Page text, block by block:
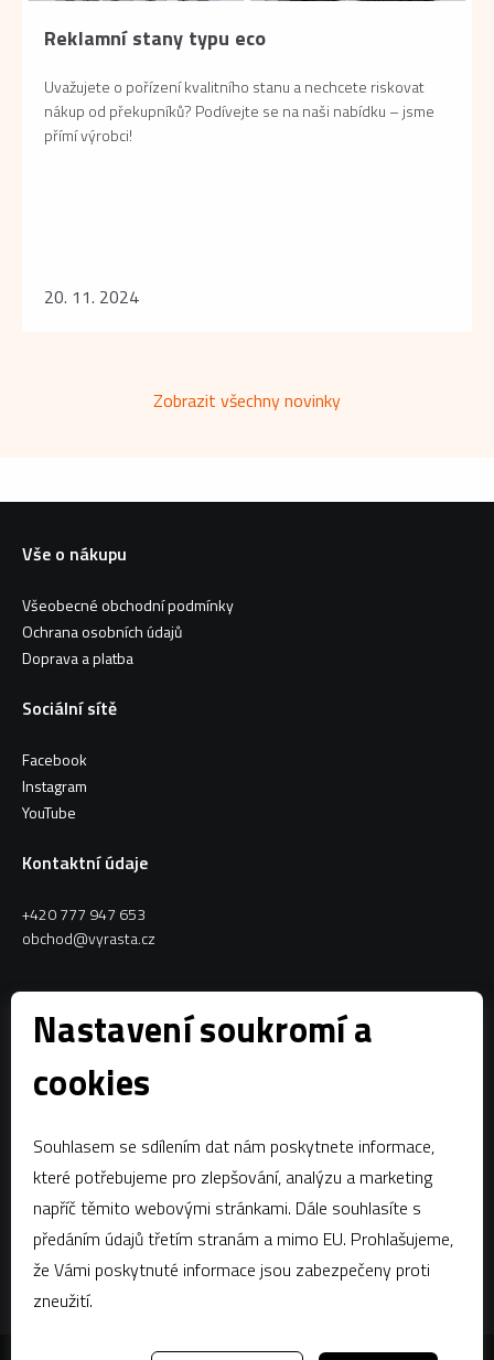
Reklamní stany typu eco
Uvažujete o pořízení kvalitního stanu a nechcete riskovat
nákup od překupníků? Podívejte se na naši nabídku – jsme
přímí výrobci!
20. 11. 2024
Zobrazit všechny novinky
Vše o nákupu
Všeobecné obchodní podmínky
Ochrana osobních údajů
Doprava a platba
Sociální sítě
Facebook
Instagram
YouTube
Kontaktní údaje
+420 777 947 653
obchod@vyrasta.cz
Kontakty
VYRASTA team s.r.o.
Spytihněv 145
DIČ:CZ28287843
Zápis dle § 13a obchodního zákoníku:Krajský soud v Brně, oddíl C,
vložka 58796
Nastavení soukromí a
cookies
Souhlasem se sdílením dat nám poskytnete informace,
které potřebujeme pro zlepšování, analýzu a marketing
napříč těmito webovými stránkami. Dále souhlasíte s
předáním údajů třetím stranám a mimo EU. Prohlašujeme,
že Vámi poskytnuté informace jsou zabezpečeny proti
zneužití.